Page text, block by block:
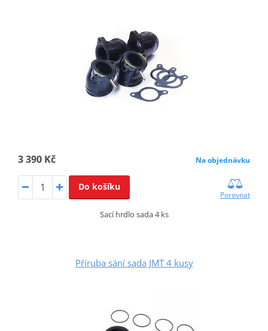
3 390 Kč Na objednávku
Do košíku
Porovnat
Sací hrdlo sada 4 ks
Příruba sání sada JMT 4 kusy